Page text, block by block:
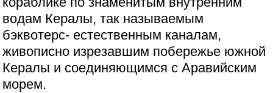
водам Кералы, так называемым
бэквотерс- естественным каналам,
живописно изрезавшим побережье южной
Кералы и соединяющимся с Аравийским
морем.